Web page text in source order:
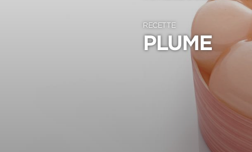
RECETTE
PLUME